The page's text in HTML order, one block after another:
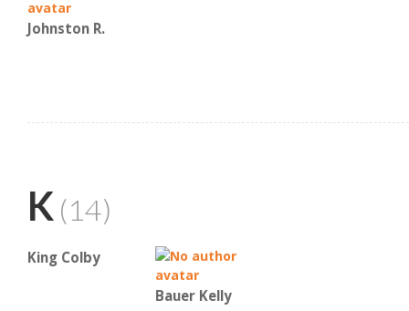
Johnston R.
K (14)
King Colby
Bauer Kelly